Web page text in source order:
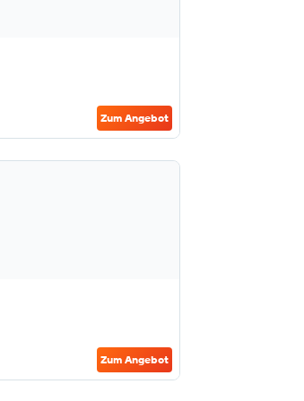
Zum Angebot
Zum Angebot